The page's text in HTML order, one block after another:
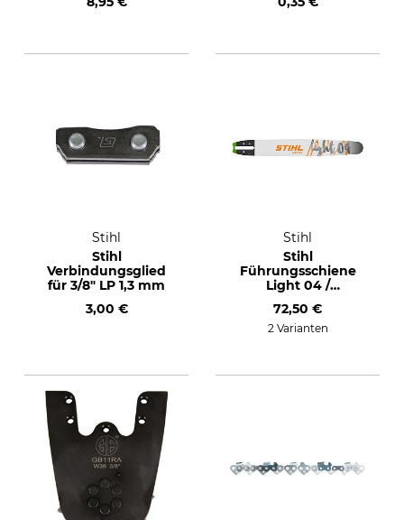
Stihl
Stihl
Verbindungsglied
für 3/8" LP 1,3 mm
3,00 €
Stihl
Stihl
Führungsschiene
Light 04 /
1,6 mm, 40 cm
72,50 €
2 Varianten